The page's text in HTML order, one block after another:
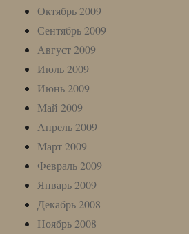
Октябрь 2009
Сентябрь 2009
Август 2009
Июль 2009
Июнь 2009
Май 2009
Апрель 2009
Март 2009
Февраль 2009
Январь 2009
Декабрь 2008
Ноябрь 2008